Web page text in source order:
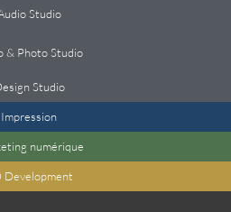
Studio
& Photo Studio
Studio
Impression
numérique
Development